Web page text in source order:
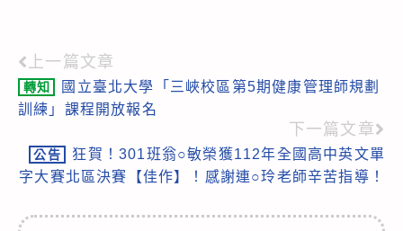
Read
more
上一篇文章
轉知
國立臺北大學「三峽校區第5期健康管理師規劃
訓練」課程開放報名
下一篇文章
公告
狂賀！301班翁○敏榮獲112年全國高中英文單
字大賽北區決賽【佳作】！感謝連○玲老師辛苦指導！